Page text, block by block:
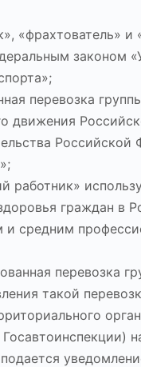
«фрахтователь» и
законом
перевозка
движения
Российской
работник»
граждан в
и средним
перевозка
такой